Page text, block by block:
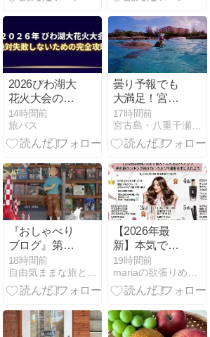
編】
2026びわ湖大
花火大会の穴
場は？無料ス
ポットの現実
と攻略法
14時間前
旅パス
曇り予報でも
大満足！宮古
島でウミガメ
と泳ぐ感動の
シュノーケリ
17時間前
『おしゃべり
ブログ』第53
回：ロンドン
からベルギー
へ！パディン
の再会と、迷
子を救う神対
18時間前
【2026年最
新】本気で選
ぶ！大人気の
ヘアケア売れ
筋ランキング
ツヤ美髪を手
に入れよう
19時間前